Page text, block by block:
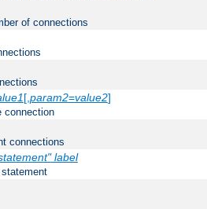
of connections
[,param2=value2]
connection
connections
label
statement